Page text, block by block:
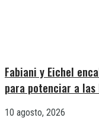
Fabiani y Eichel
para potenciar a las
10 agosto, 2026